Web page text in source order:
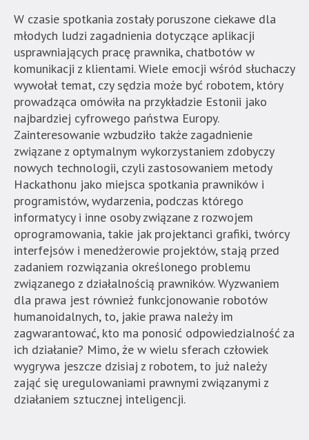
W czasie spotkania zostały poruszone ciekawe dla
młodych ludzi zagadnienia dotyczące aplikacji
usprawniających pracę prawnika, chatbotów w
komunikacji z klientami. Wiele emocji wśród słuchaczy
wywołał temat, czy sędzia może być robotem, który
prowadząca omówiła na przykładzie Estonii jako
najbardziej cyfrowego państwa Europy.
Zainteresowanie wzbudziło także zagadnienie
związane z optymalnym wykorzystaniem zdobyczy
nowych technologii, czyli zastosowaniem metody
Hackathonu jako miejsca spotkania prawników i
programistów, wydarzenia, podczas którego
informatycy i inne osoby związane z rozwojem
oprogramowania, takie jak projektanci grafiki, twórcy
interfejsów i menedżerowie projektów, stają przed
zadaniem rozwiązania określonego problemu
związanego z działalnością prawników. Wyzwaniem
dla prawa jest również funkcjonowanie robotów
humanoidalnych, to, jakie prawa należy im
zagwarantować, kto ma ponosić odpowiedzialność za
ich działanie? Mimo, że w wielu sferach człowiek
wygrywa jeszcze dzisiaj z robotem, to już należy
zająć się uregulowaniami prawnymi związanymi z
działaniem sztucznej inteligencji.